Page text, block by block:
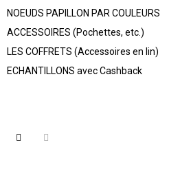
NOEUDS PAPILLON PAR COULEURS
ACCESSOIRES (Pochettes, etc.)
LES COFFRETS (Accessoires en lin)
ECHANTILLONS avec Cashback